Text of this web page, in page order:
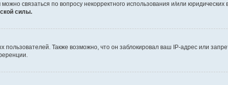
связаться по вопросу некорректного использования и/или
силы.
Также возможно, что он заблокировал ваш IP-адрес или